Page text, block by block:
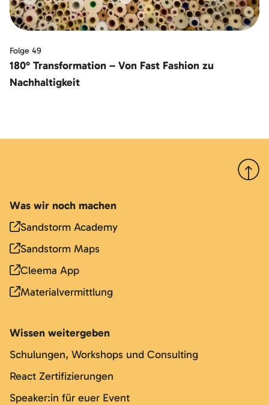
Folge 49
180° Transformation – Von Fast Fashion zu
Nachhaltigkeit
Nach
Was wir noch machen
Sandstorm Academy
Sandstorm Maps
Cleema App
Materialvermittlung
Wissen weitergeben
Schulungen, Workshops und Consulting
React Zertifizierungen
Speaker:in für euer Event